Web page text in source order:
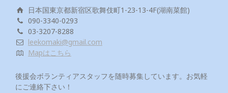
日本国東京都新宿区歌舞伎町1-23-13-4F(湖南菜館)
090-3340-0293
03-3207-8288
leekomaki@gmail.com
Mapはこちら
後援会ボランティアスタッフを随時募集しています。お気軽
にご連絡下さい！